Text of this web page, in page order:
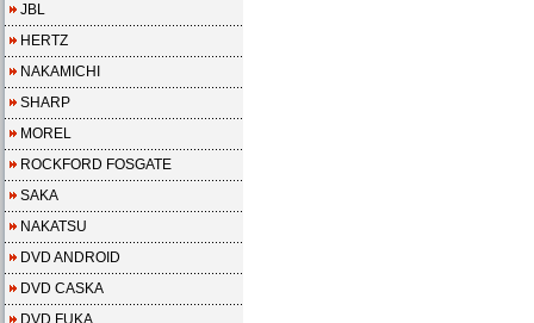
JBL
HERTZ
NAKAMICHI
SHARP
MOREL
ROCKFORD FOSGATE
SAKA
NAKATSU
DVD ANDROID
DVD CASKA
DVD FUKA